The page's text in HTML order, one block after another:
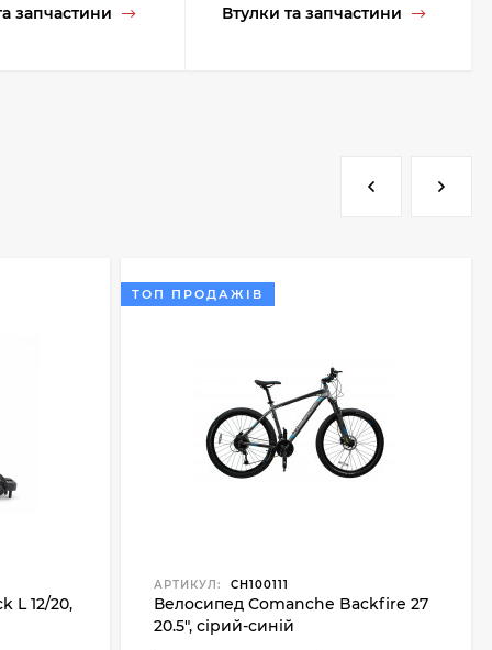
запчастини Втулки та запчастини
L 12/20,
ТОП ПРОДАЖІВ
АРТИКУЛ: CH100111
Велосипед Comanche Backfire 27
20.5", сірий-синій